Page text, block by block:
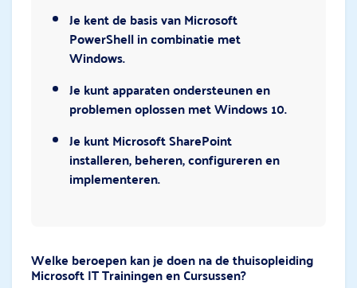
Je kent de basis van Microsoft
PowerShell in combinatie met
Windows.
Je kunt apparaten ondersteunen en
problemen oplossen met Windows 10.
Je kunt Microsoft SharePoint
installeren, beheren, configureren en
implementeren.
Welke beroepen kan je doen na de thuisopleiding
Microsoft IT Trainingen en Cursussen?